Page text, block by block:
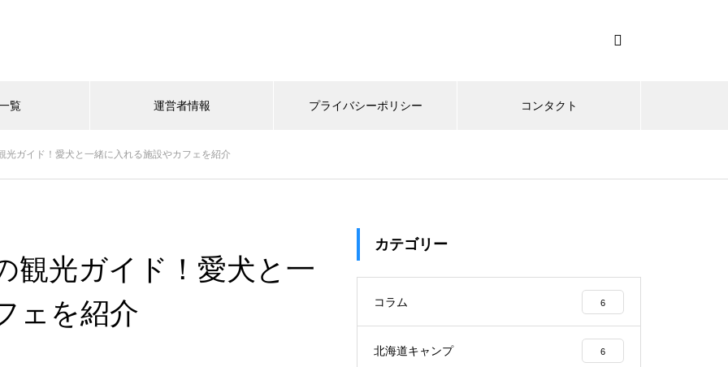
覧 運営者情報 プライバシーポリシー コンタクト
光ガイド！愛犬と一緒に入れる施設やカフェを紹介
観光ガイド！愛犬と一
ェを紹介
カテゴリー
コラム 6
北海道キャンプ 6